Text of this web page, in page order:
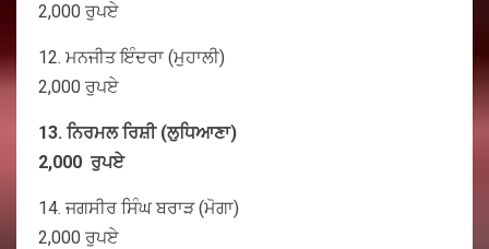
2,000 ਰੁਪਏ
12. ਮਨਜੀਤ ਇੰਦਰਾ (ਮੁਹਾਲੀ)
2,000 ਰੁਪਏ
13. ਨਿਰਮਲਰਿਸ਼ੀ (ਲੁਧਿਆਣਾ)
2,000 ਰੁਪਏ
14. ਜਗਸੀਰ ਸਿੰਘ ਬਰਾੜ (ਮੋਗਾ)
2,000 ਰੁਪਏ